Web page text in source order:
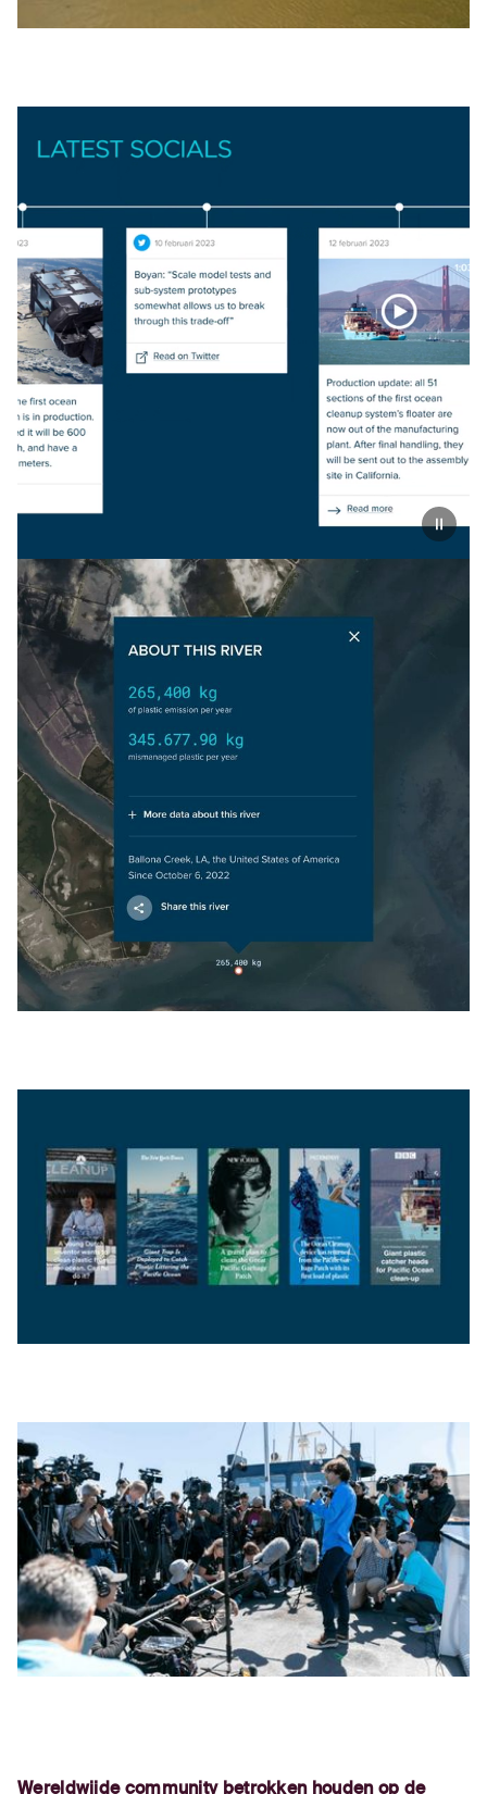
Wereldwijde community betrokken houden op de